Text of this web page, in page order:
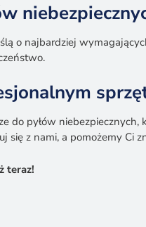
o najbardziej
do pyłów
z nami, a pomożemy Ci
teraz!